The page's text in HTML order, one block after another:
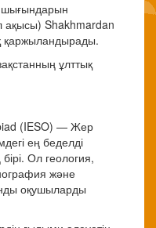
шығындарын
Shakhmardan
қаржыландырады.
ұлттық
(IESO) — Жер
ең беделді
Ол геология,
және
оқушыларды